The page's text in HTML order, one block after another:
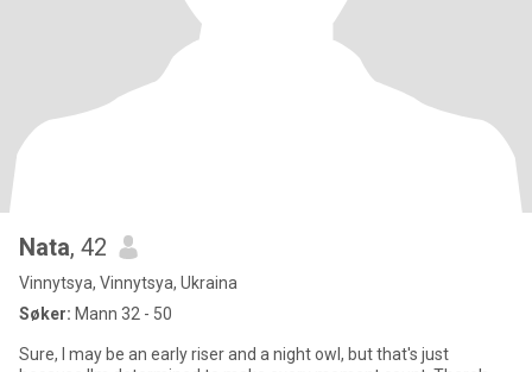
Nata, 42
Vinnytsya, Vinnytsya, Ukraina
Søker: Mann 32 - 50
Sure, I may be an early riser and a night owl, but that's just